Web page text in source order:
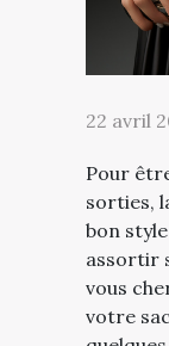
22 avril
Pour
sorties,
bon
assortir
vous
votre